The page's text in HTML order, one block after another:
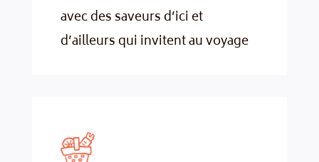
avec des saveurs d’ici et
d’ailleurs qui invitent au voyage